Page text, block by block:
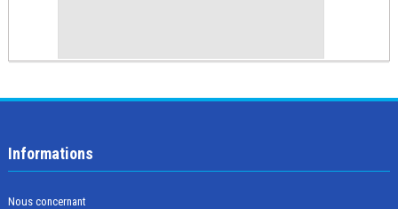
Informations
Nous concernant